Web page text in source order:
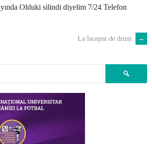
Olduki silindi diyelim 7/24 Telefon
La început de drum →